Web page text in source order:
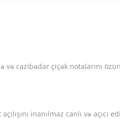
cazibədar çiçək notalarını
inanılmaz canlı və açıcı